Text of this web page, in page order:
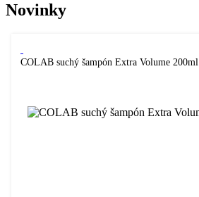
Novinky
COLAB suchý šampón Extra Volume 200ml